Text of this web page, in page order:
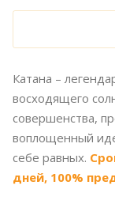
Катана –
восходящего
совершенства,
воплощенный
себе равных.
дней, 100%